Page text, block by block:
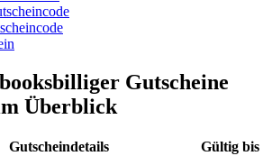
Gutscheine
Überblick
Gutscheindetails
Gültig bis